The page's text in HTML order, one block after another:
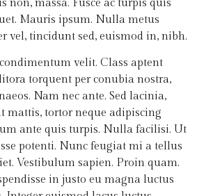
non, massa. Fusce ac turpis quis
Mauris ipsum. Nulla metus
vel, tincidunt sed, euismod in, nibh.
velit. Class aptent
torquent per conubia nostra,
Nam nec ante. Sed lacinia,
mattis, tortor neque adipiscing
ante quis turpis. Nulla facilisi. Ut
potenti. Nunc feugiat mi a tellus
Vestibulum sapien. Proin quam.
in justo eu magna luctus